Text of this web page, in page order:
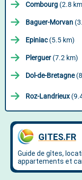
Combourg (2.8
Baguer-Morvan
Epiniac(5.5 km)
Plerguer(7.2 km)
Dol-de-Bretagne
Roz-Landrieux